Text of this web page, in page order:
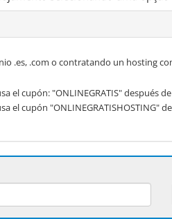
.es, .com o contratando un hosting
el cupón: "ONLINEGRATIS" después
el cupón "ONLINEGRATISHOSTING"